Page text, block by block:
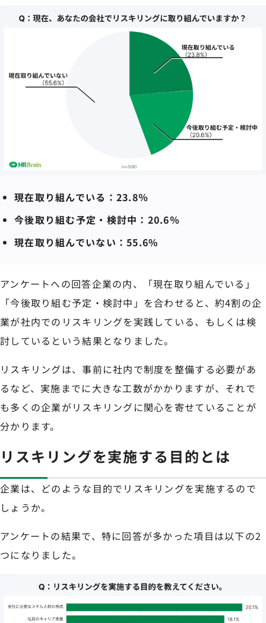
現在取り組んでいる：23.8％
今後取り組む予定・検討中：20.6％
現在取り組んでいない：55.6%
アンケートへの回答企業の内、「現在取り組んでいる」
「今後取り組む予定・検討中」を合わせると、約4割の企
業が社内でのリスキリングを実践している、もしくは検
討しているという結果となりました。
リスキリングは、事前に社内で制度を整備する必要があ
るなど、実施までに大きな工数がかかりますが、それで
も多くの企業がリスキリングに関心を寄せていることが
分かります。
リスキリングを実施する目的とは
企業は、どのような目的でリスキリングを実施するので
しょうか。
アンケートの結果で、特に回答が多かった項目は以下の2
つになりました。